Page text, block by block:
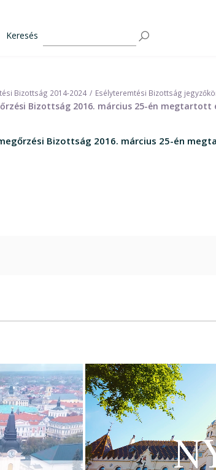
Keresés
Bizottság 2014-2024 Esélyteremtési Bizottság
Bizottság 2016. március 25-én
Bizottság 2016. március 25-én